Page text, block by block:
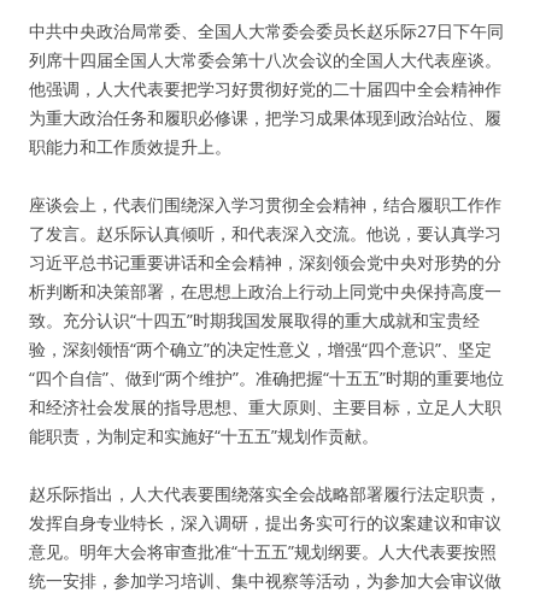
中共中央政治局常委、全国人大常委会委员长赵乐际27日下午同
列席十四届全国人大常委会第十八次会议的全国人大代表座谈。
他强调，人大代表要把学习好贯彻好党的二十届四中全会精神作
为重大政治任务和履职必修课，把学习成果体现到政治站位、履
职能力和工作质效提升上。
座谈会上，代表们围绕深入学习贯彻全会精神，结合履职工作作
了发言。赵乐际认真倾听，和代表深入交流。他说，要认真学习
习近平总书记重要讲话和全会精神，深刻领会党中央对形势的分
析判断和决策部署，在思想上政治上行动上同党中央保持高度一
致。充分认识“十四五”时期我国发展取得的重大成就和宝贵经
验，深刻领悟“两个确立”的决定性意义，增强“四个意识”、坚定
“四个自信”、做到“两个维护”。准确把握“十五五”时期的重要地位
和经济社会发展的指导思想、重大原则、主要目标，立足人大职
能职责，为制定和实施好“十五五”规划作贡献。
赵乐际指出，人大代表要围绕落实全会战略部署履行法定职责，
发挥自身专业特长，深入调研，提出务实可行的议案建议和审议
意见。明年大会将审查批准“十五五”规划纲要。人大代表要按照
统一安排，参加学习培训、集中视察等活动，为参加大会审议做